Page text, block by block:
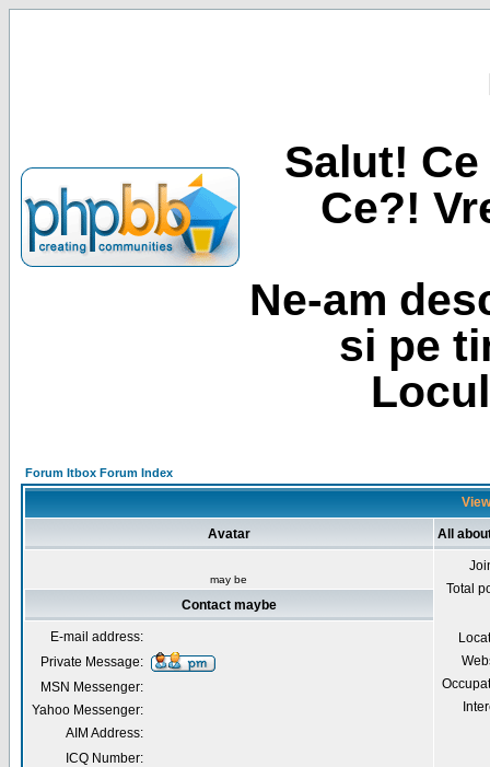
Salut!
Ce?!
Ne-am
si pe
Forum Itbox Forum Index
Avatar All
may be
Total
Contact maybe
E-mail address:
Private Message:
MSN Messenger:
Yahoo Messenger:
AIM Address:
ICQ Number: